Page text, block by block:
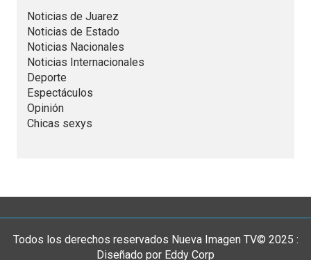
Noticias de Juarez
Noticias de Estado
Noticias Nacionales
Noticias Internacionales
Deporte
Espectáculos
Opinión
Chicas sexys
Todos los derechos reservados Nueva Imagen TV© 2025 :
Diseñado por Eddy Corp